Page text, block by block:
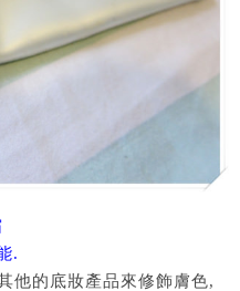
.
他的底妝產品來修飾膚色,